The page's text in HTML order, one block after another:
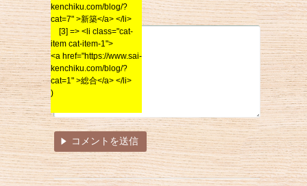
コメント
kenchiku.com/blog/?
cat=7" >新築</a> </li>
[3] => <li class="cat-
item cat-item-1">
<a href="https://www.sai-
kenchiku.com/blog/?
cat=1" >総合</a> </li>
)